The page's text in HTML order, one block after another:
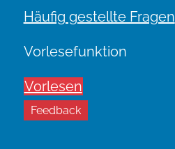
Häufig gestellte Fragen
Vorlesefunktion
Vorlesen
Feedback